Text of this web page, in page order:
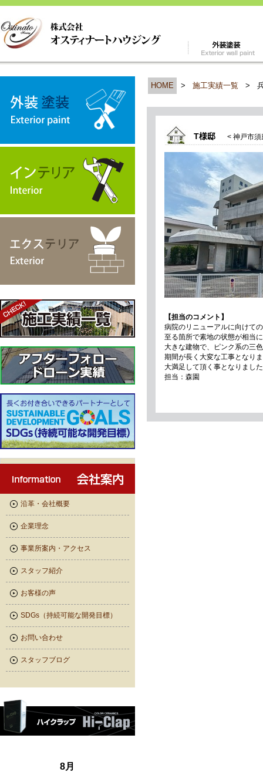
沿革・会社概要
企業理念
事業所案内・アクセス
スタッフ紹介
お客様の声
SDGs（持続可能な開発目標）
お問い合わせ
スタッフブログ
8月
HOME > 施工実績一覧 >
T様邸 < 神戸市須
【担当のコメント】
病院のリニューアルに向けて
至る箇所で素地の状態が相当
大きな建物で、ピンク系の三
期間が長く大変な工事となり
大満足して頂く事となりまし
担当：森園